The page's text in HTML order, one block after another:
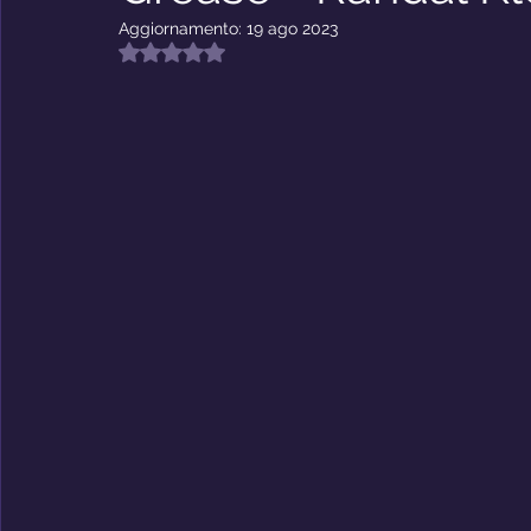
Riflessioni Premio Nabokov
Aggiornamento: 19 ago 2023
Valutazione NaN stelle su 5.